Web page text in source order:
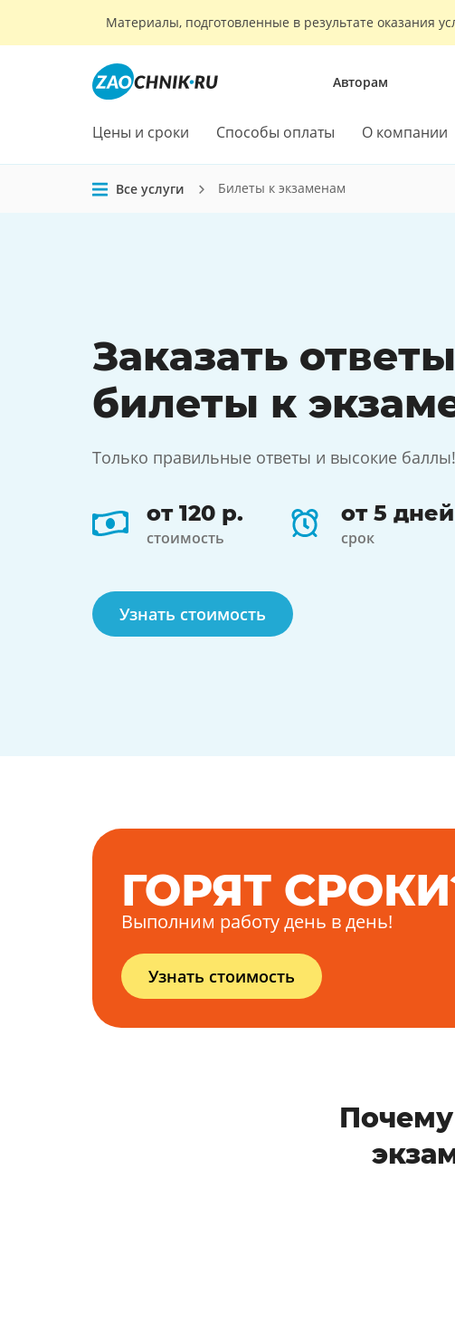
Материалы, подготовленные в результате оказания
Авторам
Цены и сроки Способы оплаты О компании
Все услуги Билеты к экзаменам
Заказать
билеты к
Только правильные ответы и высокие баллы!
от 120 р.
стоимость
от 5 дней
срок
Узнать стоимость
ГОРЯТ
Выполним работу день в день!
Узнать стоимость